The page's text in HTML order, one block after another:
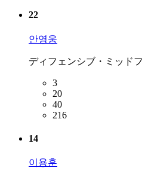
22
안영웅
ディフェンシブ・ミッド
3
20
40
216
14
이용훈